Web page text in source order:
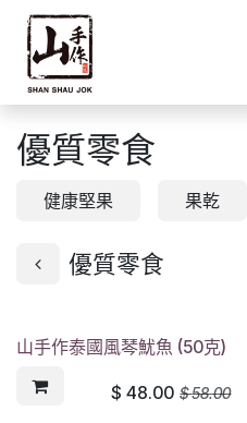
跳至內容
優質零食
健康堅果 果乾
優質零食
山手作泰國風琴魷魚 (50克)
$48.00 $58.00